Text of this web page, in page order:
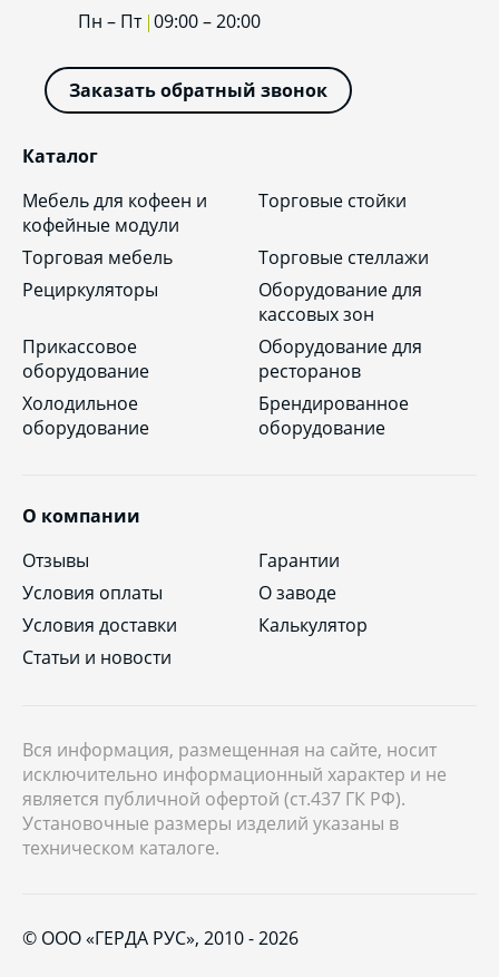
Каталог
Мебель для кофеен и
кофейные модули
Торговые стойки
Торговая мебель
Торговые стеллажи
Рециркуляторы
Оборудование для
кассовых зон
Прикассовое
оборудование
Оборудование для
ресторанов
Холодильное
оборудование
Брендированное
оборудование
О компании
Отзывы
Гарантии
Условия оплаты
О заводе
Условия доставки
Калькулятор
Статьи и новости
Вся информация, размещенная на сайте, носит
исключительно информационный характер и не
является публичной офертой (ст.437 ГК РФ).
Установочные размеры изделий указаны в
техническом каталоге.
Пн – Пт 09:00 – 20:00
Заказать обратный звонок
© ООО «ГЕРДА РУС», 2010 - 2026